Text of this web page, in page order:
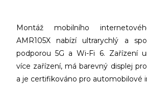
Montáž mobilního
AMR105X nabízí ultrarychlý a
podporou 5G a Wi-Fi 6. Zařízení
více zařízení, má barevný displej
a je certifikováno pro automobilové